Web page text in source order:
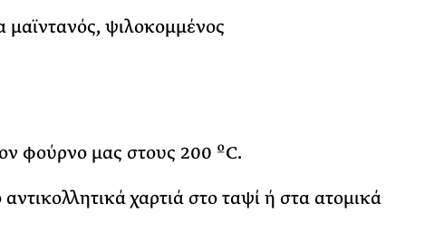
ψιλοκομμένος
φούρνο μας στους 200 ºC.
χαρτιά στο ταψί ή στα ατομικά